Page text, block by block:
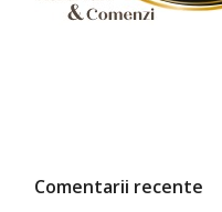
Comentarii recente